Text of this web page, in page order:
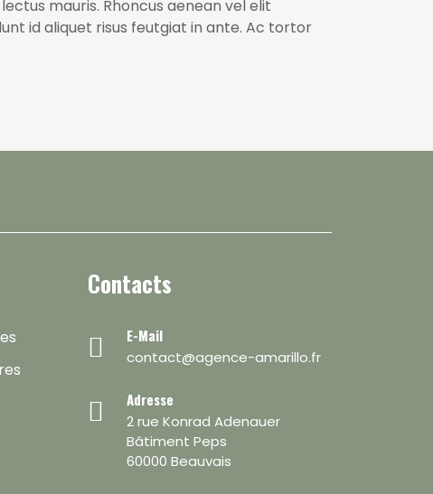
mauris. Rhoncus aenean vel elit
id aliquet risus feutgiat in ante. Ac tortor
Contacts
E-Mail
contact@agence-amarillo.fr
Adresse
2 rue Konrad Adenauer
Bâtiment Peps
60000 Beauvais